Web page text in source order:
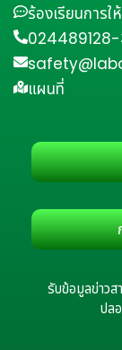
ร้องเรียนการ
แผนที่
รับข้อมูลข่าวส
ปล